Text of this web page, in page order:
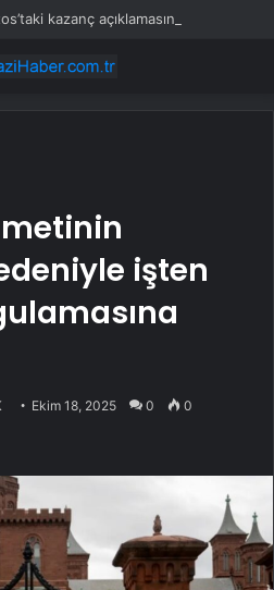
işten
Ekim 18, 2025 0 0